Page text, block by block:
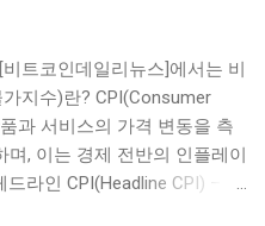
트코인데일리뉴스]에서는 비
지수)란? CPI(Consumer
과 서비스의 가격 변동을 측
, 이는 경제 전반의 인플레이
라인 CPI(Headline CPI) – 음